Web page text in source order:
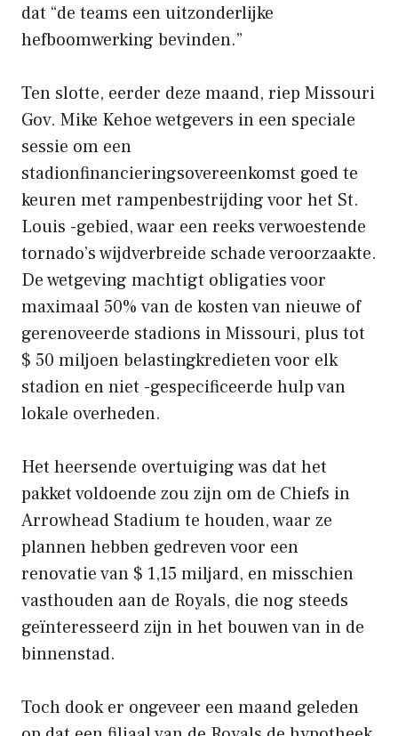
dat “de teams een uitzonderlijke
hefboomwerking bevinden.”
Ten slotte, eerder deze maand, riep Missouri
Gov. Mike Kehoe wetgevers in een speciale
sessie om een ​​
stadionfinancieringsovereenkomst goed te
keuren met rampenbestrijding voor het St.
Louis -gebied, waar een reeks verwoestende
tornado’s wijdverbreide schade veroorzaakte.
De wetgeving machtigt obligaties voor
maximaal 50% van de kosten van nieuwe of
gerenoveerde stadions in Missouri, plus tot
$ 50 miljoen belastingkredieten voor elk
stadion en niet -gespecificeerde hulp van
lokale overheden.
Het heersende overtuiging was dat het
pakket voldoende zou zijn om de Chiefs in
Arrowhead Stadium te houden, waar ze
plannen hebben gedreven voor een
renovatie van $ 1,15 miljard, en misschien
vasthouden aan de Royals, die nog steeds
geïnteresseerd zijn in het bouwen van in de
binnenstad.
Toch dook er ongeveer een maand geleden